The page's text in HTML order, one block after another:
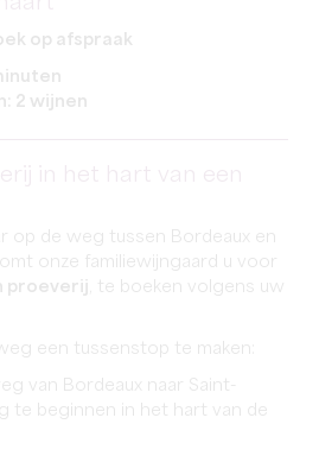
op afspraak
2 wijnen
op de weg tussen Bordeaux en
onze familiewijngaard u voor
proeverij , te boeken volgens uw
een tussenstop te maken:
van Bordeaux naar Saint-
te beginnen in het hart van de